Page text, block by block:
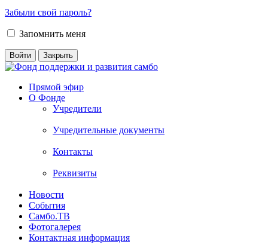
Забыли свой пароль?
Запомнить меня
Прямой эфир
О Фонде
Учредители
Учредительные документы
Контакты
Реквизиты
Новости
События
Самбо.ТВ
Фотогалерея
Контактная информация